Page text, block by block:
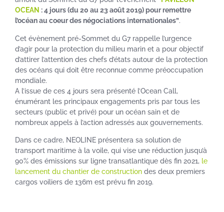
OCEAN : 4 jours (du 20 au 23 août 2019) pour remettre
l’océan au coeur des négociations internationales”.
Cet évènement pré-Sommet du G7 rappelle l’urgence
d’agir pour la protection du milieu marin et a pour objectif
d’attirer l’attention des chefs d’états autour de la protection
des océans qui doit être reconnue comme préoccupation
mondiale.
A l’issue de ces 4 jours sera présenté l’Ocean Call,
énumérant les principaux engagements pris par tous les
secteurs (public et privé) pour un océan sain et de
nombreux appels à l’action adressés aux gouvernements.
Dans ce cadre, NEOLINE présentera sa solution de
transport maritime à la voile, qui vise une réduction jusqu’à
90% des émissions sur ligne transatlantique dès fin 2021, le
lancement du chantier de construction des deux premiers
cargos voiliers de 136m est prévu fin 2019.